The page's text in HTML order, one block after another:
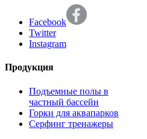
Facebook
Twitter
Instagram
Продукция
Подъемные полы в
частный бассейн
Горки для аквапарков
Серфинг тренажеры